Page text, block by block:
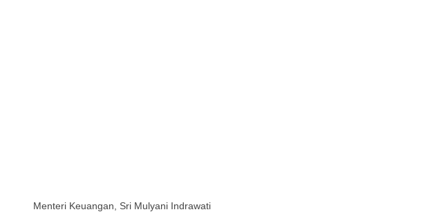
Menteri Keuangan, Sri Mulyani Indrawati